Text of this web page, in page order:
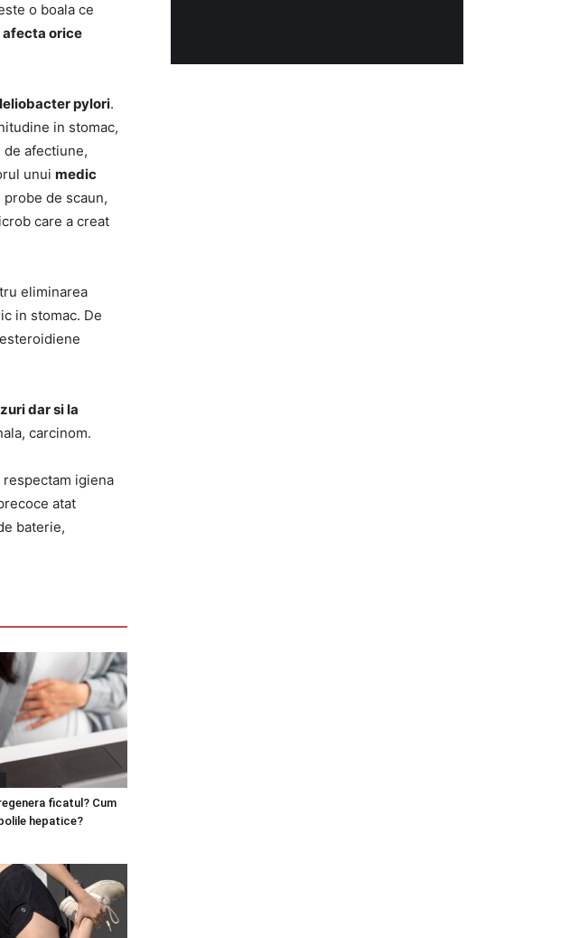
o boala ce
orice
pylori.
in stomac,
afectiune,
unui medic
probe de scaun,
care a creat
eliminarea
in stomac. De
dar si la
carcinom.
igiena
atat
baterie,
ficatul? Cum
hepatice?